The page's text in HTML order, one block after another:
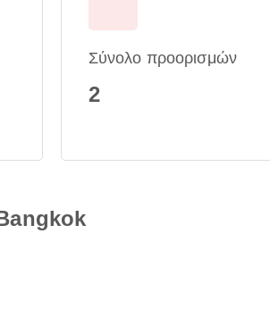
Σύνολο προορισμών
2